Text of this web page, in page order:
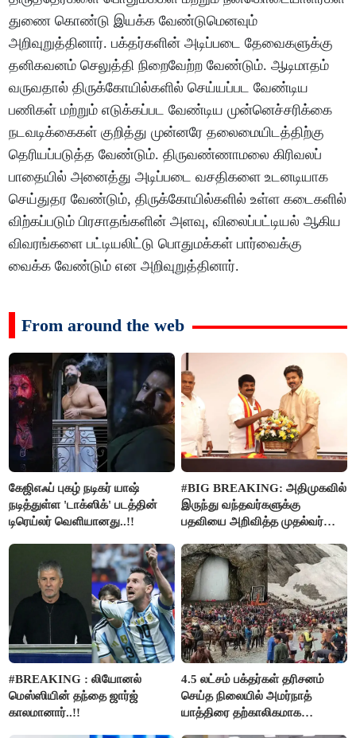
துணை கொண்டு இயக்க வேண்டுமெனவும்
அறிவுறுத்தினார். பக்தர்களின் அடிப்படை தேவைகளுக்கு
தனிகவனம் செலுத்தி நிறைவேற்ற வேண்டும். ஆடிமாதம்
வருவதால் திருக்கோயில்களில் செய்யப்பட வேண்டிய
பணிகள் மற்றும் எடுக்கப்பட வேண்டிய முன்னெச்சரிக்கை
நடவடிக்கைகள் குறித்து முன்னரே தலைமையிடத்திற்கு
தெரியப்படுத்த வேண்டும். திருவண்ணாமலை கிரிவலப்
பாதையில் அனைத்து அடிப்படை வசதிகளை உடனடியாக
செய்துதர வேண்டும், திருக்கோயில்களில் உள்ள கடைகளில்
விற்கப்படும் பிரசாதங்களின் அளவு, விலைப்பட்டியல் ஆகிய
விவரங்களை பட்டியலிட்டு பொதுமக்கள் பார்வைக்கு
வைக்க வேண்டும் என அறிவுறுத்தினார்.
From around the web
கேஜிஎஃப் புகழ் நடிகர் யாஷ்
நடித்துள்ள 'டாக்‌ஸிக்' படத்தின்
டிரெய்லர் வெளியானது..!!
#BIG BREAKING: அதிமுகவில்
இருந்து வந்தவர்களுக்கு
பதவியை அறிவித்த முதல்வர்
#BREAKING : லியோனல்
மெஸ்ஸியின் தந்தை ஜார்ஜ்
காலமானார்..!!
4.5 லட்சம் பக்தர்கள் தரிசனம்
செய்த நிலையில் அமர்நாத்
யாத்திரை தற்காலிகமாக